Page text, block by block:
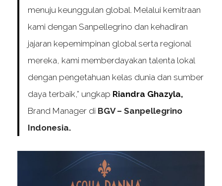
menuju keunggulan global. Melalui kemitraan
kami dengan Sanpellegrino dan kehadiran
jajaran kepemimpinan global serta regional
mereka, kami memberdayakan talenta lokal
dengan pengetahuan kelas dunia dan sumber
daya terbaik,” ungkap Riandra Ghazyla,
Brand Manager di BGV– Sanpellegrino
Indonesia.